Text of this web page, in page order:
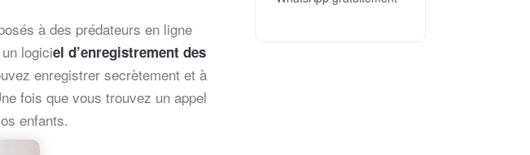
à des prédateurs en ligne
logiciel d’enregistrement des
enregistrer secrètement et à
fois que vous trouvez un appel
enfants.